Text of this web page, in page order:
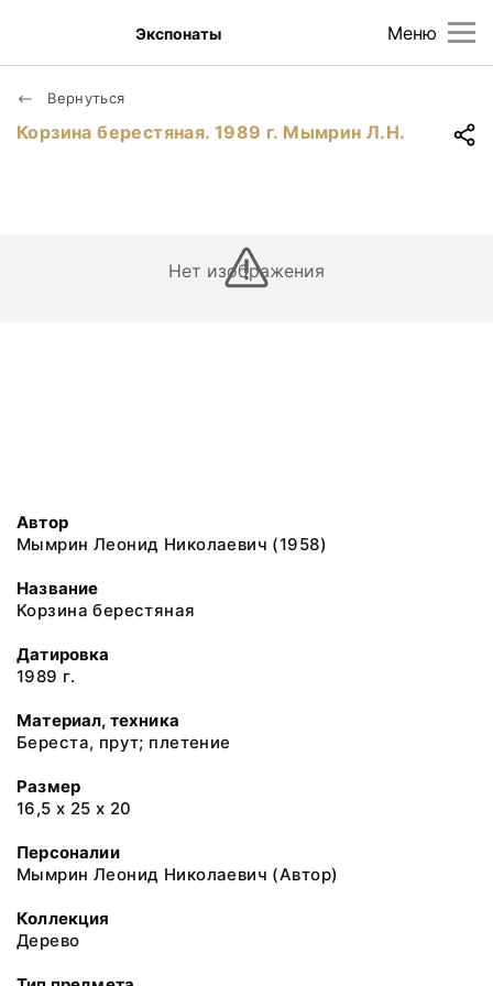
Меню
Экспонаты
Вернуться
Корзина берестяная. 1989 г. Мымрин Л.Н.
Нет изображения
Автор
Мымрин Леонид Николаевич (1958)
Название
Корзина берестяная
Датировка
1989 г.
Материал, техника
Береста, прут; плетение
Размер
16,5 х 25 х 20
Персоналии
Мымрин Леонид Николаевич (Автор)
Коллекция
Дерево